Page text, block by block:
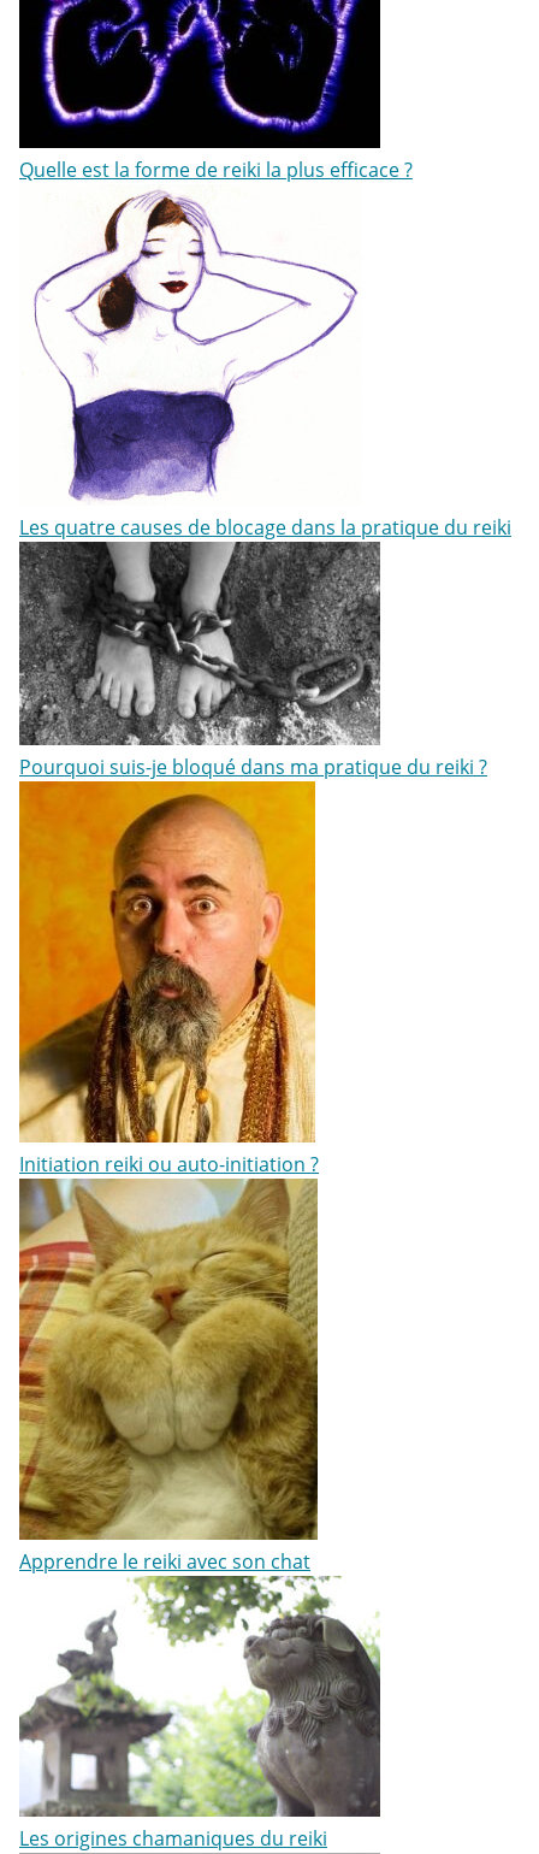
Quelle est la forme de reiki la plus efficace ?
Les quatre causes de blocage dans la pratique du reiki
Pourquoi suis-je bloqué dans ma pratique du reiki ?
Initiation reiki ou auto-initiation ?
Apprendre le reiki avec son chat
Les origines chamaniques du reiki